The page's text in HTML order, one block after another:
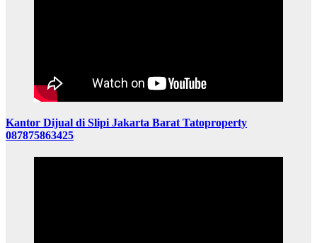
Kantor Dijual di Slipi Jakarta Barat Tatoproperty
087875863425